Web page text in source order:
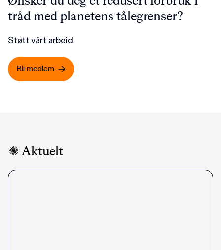
tråd med planetens tålegrenser?
Støtt vårt arbeid.
Bli medlem
Aktuelt